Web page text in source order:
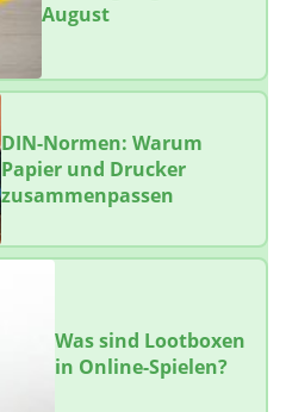
August
DIN-Normen: Warum
Papier und Drucker
zusammenpassen
Was sind Lootboxen
in Online-Spielen?